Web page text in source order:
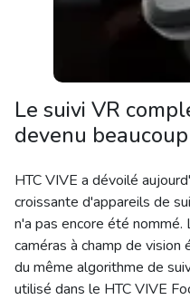
Le suivi VR
devenu
HTC VIVE a dévoilé
croissante d'appareils de
n'a pas encore été
caméras à champ de
du même algorithme de
utilisé dans le HTC VIVE